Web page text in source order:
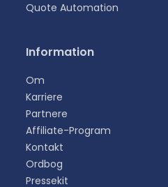
Quote Automation
Information
Om
Karriere
Partnere
Affiliate-Program
Kontakt
Ordbog
Pressekit